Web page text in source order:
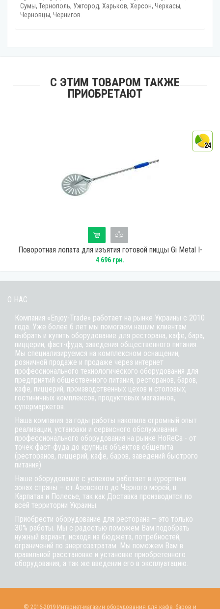
Сумы, Тернополь, Ужгород‎, Харьков, Херсон‎, Черкасы,
Черновцы, Чернигов.
С ЭТИМ ТОВАРОМ ТАКЖЕ
ПРИОБРЕТАЮТ
24
Поворотная лопата для изъятия готовой пиццы Gi Metal I-
20F/120
4 696 грн.
О НАС
Компания «Enjoy-Trade» работает на рынке Украины с 2010
года. Уже более 6 лет мы помогаем нашим клиентам
выбрать и купить оборудование для ресторана, кафе, бара,
пиццерии, фаст-фуда, заведения общественного питания.
Мы специализируемся на комплексном оснащении,
розничной продаже и продаже через интернет
профессионального технологического оборудования для
предприятий общественного питания, ресторанов, баров,
кафе, пиццерий, производственных цехов и столовых,
гостиничных комплексов, продуктовых магазинов,
супермаркетов.
Наша компания за годы работы накопила огромный опыт
реализации, установки и сервисного обслуживания
профессионального оборудования на рынке HoReCa - от
точек фаст-фуда до крупных объектов общепита
(ресторанов, пиццерий, кафе, баров, заведений быстрого
питания)
Наше оборудование с успехом работает в курортных
зонах страны – от Азовского до Черного морей, в
Карпатах и Полесье, так как Доставка производится по
всей территории Украины.
Приобрести оборудование для ресторана – это только
30% работы. Мы с радостью поможем Вам подобрать
нужный вариант, исходя из бюджета, потребностей,
ограничений по энергозатратам. Мы поможем Вам в
правильной расстановке и установке приобретенного
оборудования, а так же введении его в эксплуатацию.
© 2016-2019 Интернет-магазин оборудования для кафе, баров и